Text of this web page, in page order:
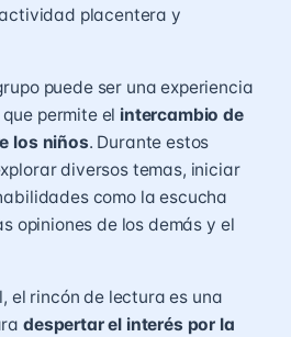
placentera y
puede ser una experiencia
permite el intercambio de
los niños. Durante estos
diversos temas, iniciar
como la escucha
opiniones de los demás y el
el rincón de lectura es una
despertar el interés por la